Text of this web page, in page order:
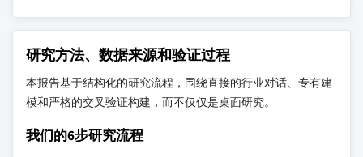
研究方法、数据来源和验证过程
本报告基于结构化的研究流程，围绕直接的行业对话、专有建
模和严格的交叉验证构建，而不仅仅是桌面研究。
我们的6步研究流程